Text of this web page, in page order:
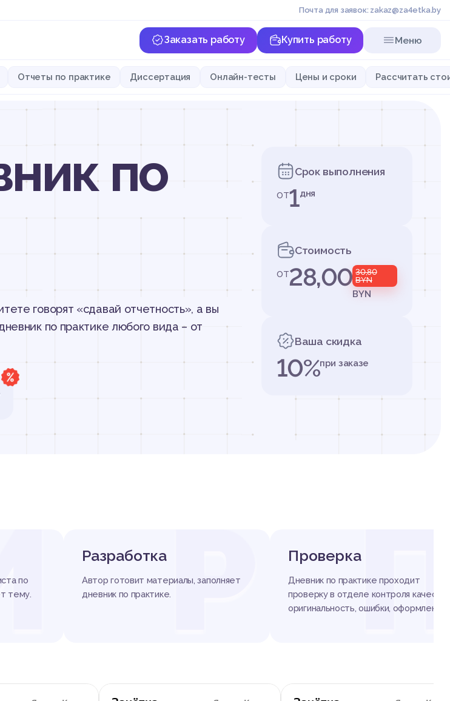
Почта для заявок: zakaz@za4etka.by
Заказать работу Купить работу Меню
Отчеты по практике Диссертация Онлайн-тесты Цены и сроки Рассчитать
по
говорят «сдавай отчетность», а вы
по практике любого вида – от
Срок выполнения
от1дня
Стоимость
от28,00 30,80
BYN
BYN
Ваша скидка
10%при заказе
по
тему.
Р
Разработка
Автор готовит материалы, заполняет
дневник по практике.
Проверка
Дневник по практике проходит
проверку в отделе контроля
оригинальность, ошибки, оформление.